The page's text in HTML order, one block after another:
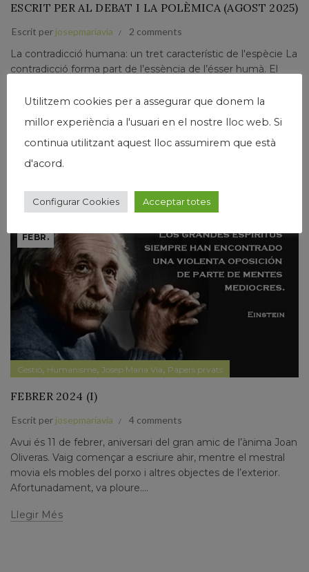
ESCRIT PER AL DEBAT I LA POLÈMICA (AGOST 2025)
Escrit per josepmariavia 2 comments
La contradicció humana: un tret característic de l'espècie La
contradicció forma part de l’essència de l’ésser humà. El
fa. Igualment, si seguim...
Llegir Més
FEBR.
Gestió, Humanisme, Josep Maria Via, Papers prvats
FEBRER 2024 (I)
Escrit per josepmariavia 4 comments
Avui és 11 de febrer, aniversari del gran amic de l’ànima Joan
Oliveras. Vaig començar a escriure ahir, mentre el mestral
movia els mobles del porxo i altres objectes de l’exterior.
Afortunadament, va ploure....
Llegir Més
Utilitzem cookies per a assegurar que donem la
millor experiència a l'usuari en el nostre lloc web. Si
continua utilitzant aquest lloc assumirem que està
d'acord.
Configurar Cookies Acceptar totes